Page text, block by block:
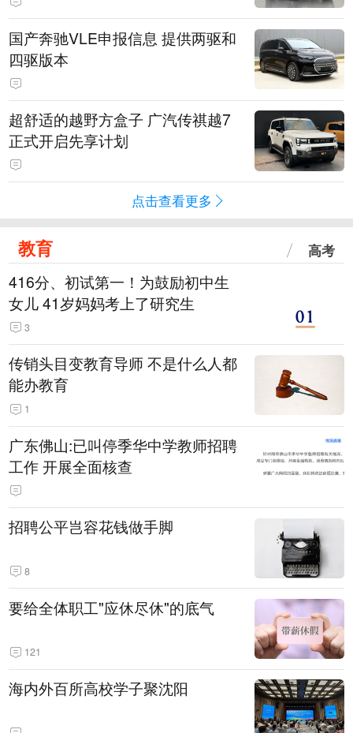
国产奔驰VLE申报信息 提供两驱和
四驱版本
超舒适的越野方盒子 广汽传祺越7
正式开启先享计划
点击查看更多
教育 高考
416分、初试第一！为鼓励初中生
女儿 41岁妈妈考上了研究生
3
传销头目变教育导师 不是什么人都
能办教育
1
广东佛山:已叫停季华中学教师招聘
工作 开展全面核查
招聘公平岂容花钱做手脚
8
要给全体职工"应休尽休"的底气
121
海内外百所高校学子聚沈阳